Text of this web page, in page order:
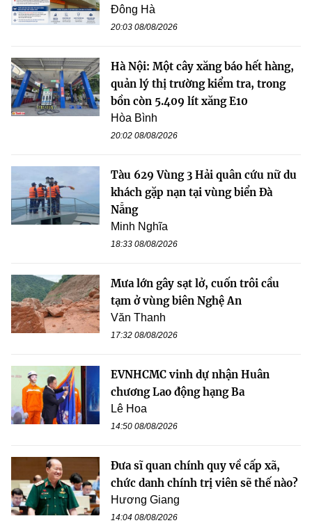
Đông Hà
20:03 08/08/2026
Hà Nội: Một cây xăng báo hết hàng,
quản lý thị trường kiểm tra, trong
bồn còn 5.409 lít xăng E10
Hòa Bình
20:02 08/08/2026
Tàu 629 Vùng 3 Hải quân cứu nữ du
khách gặp nạn tại vùng biển Đà
Nẵng
Minh Nghĩa
18:33 08/08/2026
Mưa lớn gây sạt lở, cuốn trôi cầu
tạm ở vùng biên Nghệ An
Văn Thanh
17:32 08/08/2026
EVNHCMC vinh dự nhận Huân
chương Lao động hạng Ba
Lê Hoa
14:50 08/08/2026
Đưa sĩ quan chính quy về cấp xã,
chức danh chính trị viên sẽ thế nào?
Hương Giang
14:04 08/08/2026